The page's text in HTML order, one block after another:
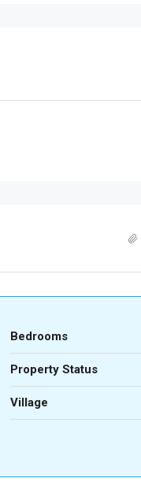
Bedrooms
Property Status
Village